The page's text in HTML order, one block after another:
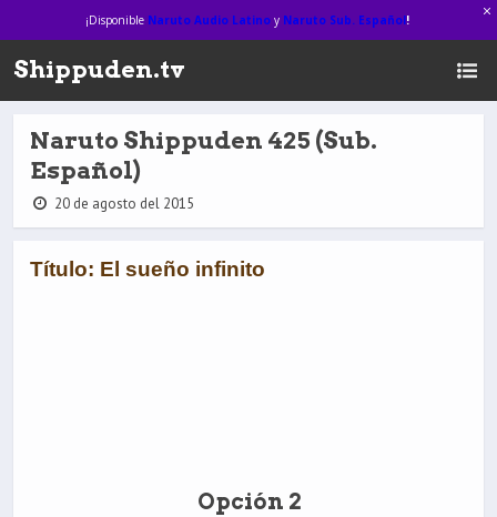
¡Disponible Naruto Audio Latinoy Naruto Sub. Español!
Shippuden.tv
Naruto Shippuden 425 (Sub.
Español)
20 de agosto del 2015
Título: El sueño infinito
Opción 2